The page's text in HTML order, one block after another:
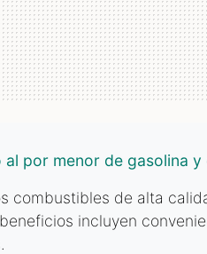
al por menor de gasolina y
combustibles de alta
incluyen